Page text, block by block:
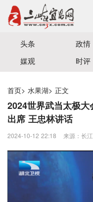
宜昌三峡融媒体中心主办
头条 政情
媒观
时评
首页> 水果湖> 正文
2024世界武当太极
出席 王忠林讲话
2024-10-12 22:18 来源：长